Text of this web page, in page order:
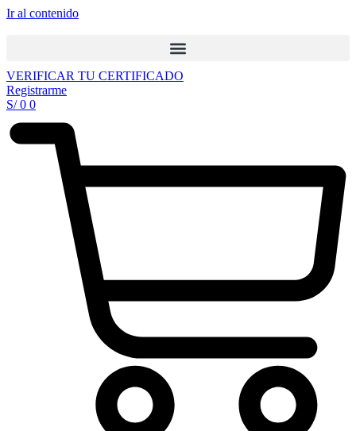
Ir al contenido
VERIFICAR TU CERTIFICADO
Registrarme
S/0 0